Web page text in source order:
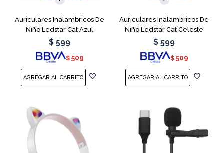
Auriculares Inalambricos De
Niño Ledstar Cat Azul
$ 599
$ 509
Auriculares Inalambricos De
Niño Ledstar Cat Celeste
$ 599
$ 509